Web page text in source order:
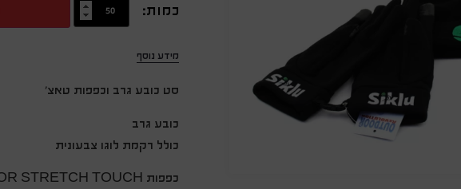
כמות:
מידע נוסף
סט כובע גרב וכפפות טאצ'
כובע גרב
כולל רקמת לוגו צבעונית
כפפות OUTDOOR STRETCH TOUCH